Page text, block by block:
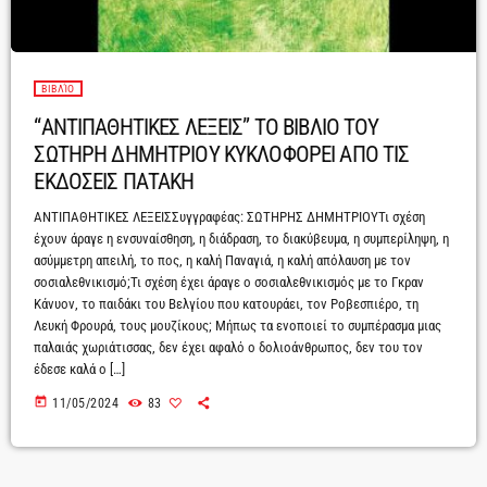
ΒΙΒΛΊΟ
“ΑΝΤΙΠΑΘΗΤΙΚΕΣ ΛΕΞΕΙΣ” ΤΟ ΒΙΒΛΙΟ ΤΟΥ
ΣΩΤΗΡΗ ΔΗΜΗΤΡΙΟΥ ΚΥΚΛΟΦΟΡΕΙ ΑΠΟ ΤΙΣ
ΕΚΔΟΣΕΙΣ ΠΑΤΑΚΗ
ΑΝΤΙΠΑΘΗΤΙΚΕΣ ΛΕΞΕΙΣΣυγγραφέας: ΣΩΤΗΡΗΣ ΔΗΜΗΤΡΙΟΥΤι σχέση
έχουν άραγε η ενσυναίσθηση, η διάδραση, το διακύβευµα, η συµπερίληψη, η
ασύµµετρη απειλή, το πος, η καλή Παναγιά, η καλή απόλαυση µε τον
σοσιαλεθνικισµό;Τι σχέση έχει άραγε ο σοσιαλεθνικισµός µε το Γκραν
Κάνυον, το παιδάκι του Βελγίου που κατουράει, τον Ροβεσπιέρο, τη
Λευκή Φρουρά, τους µουζίκους; Μήπως τα ενοποιεί το συµπέρασµα µιας
παλαιάς χωριάτισσας, δεν έχει αφαλό ο δολιοάνθρωπος, δεν του τον
έδεσε καλά ο […]
today 11/05/2024 83